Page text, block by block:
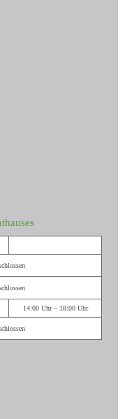
14:00 Uhr – 18:00 Uhr